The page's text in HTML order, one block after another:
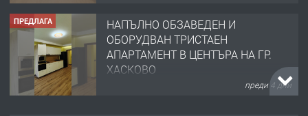
ПРЕДЛАГА
НАПЪЛНО ОБЗАВЕДЕН И
ОБОРУДВАН ТРИСТАЕН
АПАРТАМЕНТ В ЦЕНТЪРА НА ГР.
ХАСКОВО
преди 4 дни